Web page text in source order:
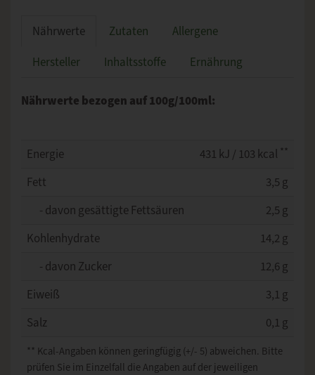
Nährwerte Zutaten
Allergene
Hersteller
Inhaltsstoffe Ernährung
Nährwerte bezogen auf 100g/100ml:
Energie 431 kJ / 103 kcal **
Fett
3,5 g
- davon gesättigte Fettsäuren
2,5 g
Kohlenhydrate
14,2 g
- davon Zucker
12,6 g
Eiweiß
3,1 g
Salz
0,1 g
** Kcal-Angaben können geringfügig (+/- 5) abweichen. Bitte
prüfen Sie im Einzelfall die Angaben auf der jeweiligen